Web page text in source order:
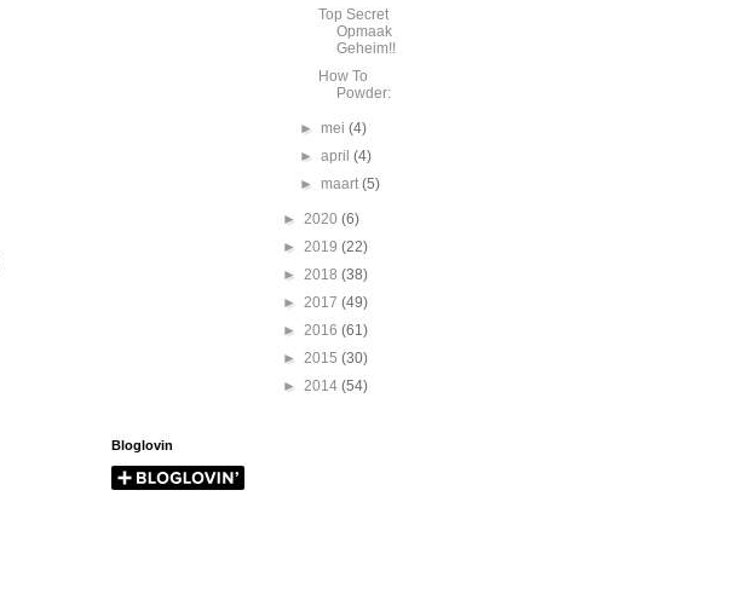
Top Secret
Opmaak
Geheim!!
How To
Powder:
► mei(4)
►april(4)
► maart(5)
► 2020 (6)
► 2019 (22)
► 2018 (38)
► 2017 (49)
► 2016 (61)
► 2015 (30)
► 2014 (54)
Bloglovin